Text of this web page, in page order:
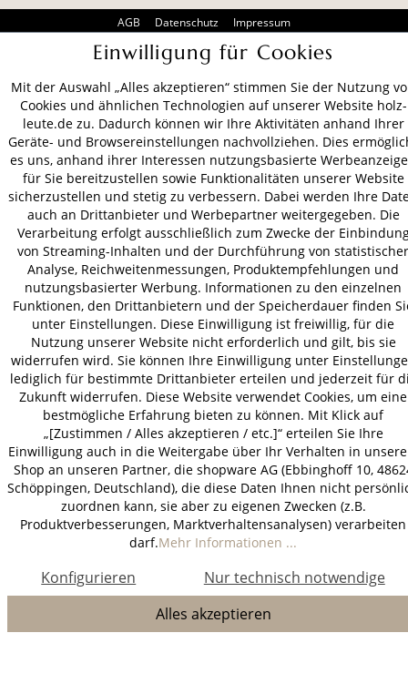
AGB Datenschutz
Impressum
© 2026 HOLZ-LEUTE
Einwilligung für Cookies
Mit der Auswahl „Alles akzeptieren“ stimmen Sie der Nutzung
Cookies und ähnlichen Technologien auf unserer Website holz-
leute.de zu. Dadurch können wir Ihre Aktivitäten anhand Ihrer
Geräte- und Browsereinstellungen nachvollziehen. Dies
es uns, anhand ihrer Interessen nutzungsbasierte
für Sie bereitzustellen sowie Funktionalitäten unserer Website
sicherzustellen und stetig zu verbessern. Dabei werden Ihre
auch an Drittanbieter und Werbepartner weitergegeben. Die
Verarbeitung erfolgt ausschließlich zum Zwecke der
von Streaming-Inhalten und der Durchführung von statistischer
Analyse, Reichweitenmessungen, Produktempfehlungen und
nutzungsbasierter Werbung. Informationen zu den einzelnen
Funktionen, den Drittanbietern und der Speicherdauer finden
unter Einstellungen. Diese Einwilligung ist freiwillig, für die
Nutzung unserer Website nicht erforderlich und gilt, bis sie
widerrufen wird. Sie können Ihre Einwilligung unter
lediglich für bestimmte Drittanbieter erteilen und jederzeit für
Zukunft widerrufen. Diese Website verwendet Cookies, um eine
bestmögliche Erfahrung bieten zu können. Mit Klick auf
„[Zustimmen / Alles akzeptieren / etc.]“ erteilen Sie Ihre
Einwilligung auch in die Weitergabe über Ihr Verhalten in
Shop an unseren Partner, die shopware AG (Ebbinghoff 10,
Schöppingen, Deutschland), die diese Daten Ihnen nicht
zuordnen kann, sie aber zu eigenen Zwecken (z.B.
Produktverbesserungen, Marktverhaltensanalysen) verarbeiten
darf.Mehr Informationen ...
Nur technisch notwendige
Konfigurieren
Alles akzeptieren